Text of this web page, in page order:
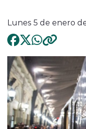
Lunes 5 de enero